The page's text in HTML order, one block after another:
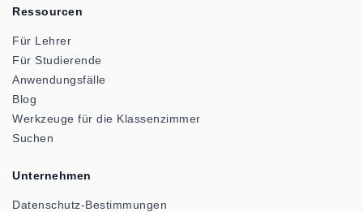
Ressourcen
Für Lehrer
Für Studierende
Anwendungsfälle
Blog
Werkzeuge für die Klassenzimmer
Suchen
Unternehmen
Datenschutz-Bestimmungen